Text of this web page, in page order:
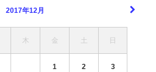
2017年12月
木 金 土 日
1 2 3